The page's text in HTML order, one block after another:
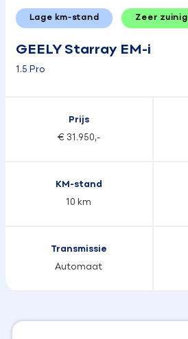
Lage km-stand Zeer zuinig
GEELY Starray EM-i
1.5 Pro
Prijs
€ 31.950,-
KM-stand
10 km
Transmissie
Automaat